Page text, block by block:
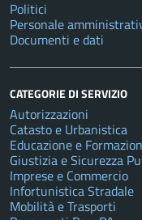
Politici
Personale
Documenti e dati
CATEGORIE DI SERVIZIO
Autorizzazioni
Catasto e Urbanistica
Educazione e
Giustizia e Sicurezza
Imprese e Commercio
Infortunistica Stradale
Mobilità e Trasporti